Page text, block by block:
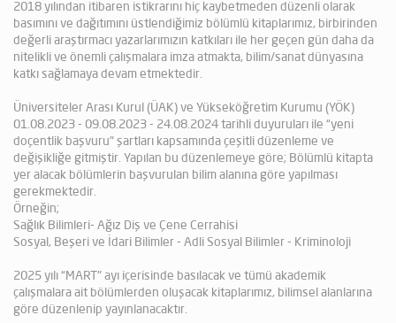
2018 yılından itibaren istikrarını hiç kaybetmeden düzenli olarak
basımını ve dağıtımını üstlendiğimiz bölümlü kitaplarımız, birbirinden
değerli araştırmacı yazarlarımızın katkıları ile her geçen gün daha da
nitelikli ve önemli çalışmalara imza atmakta, bilim/sanat dünyasına
katkı sağlamaya devam etmektedir.
Üniversiteler Arası Kurul (ÜAK) ve Yükseköğretim Kurumu (YÖK)
01.08.2023 - 09.08.2023 - 24.08.2024 tarihli duyuruları ile “yeni
doçentlik başvuru" şartları kapsamında çeşitli düzenleme ve
değişikliğe gitmiştir. Yapılan bu düzenlemeye göre; Bölümlü kitapta
yer alacak bölümlerin başvurulan bilim alanına göre yapılması
gerekmektedir.
Örneğin;
Sağlık Bilimleri- Ağız Diş ve Çene Cerrahisi
Sosyal, Beşeri ve İdari Bilimler - Adli Sosyal Bilimler - Kriminoloji
2025 yılı “MART" ayı içerisinde basılacak ve tümü akademik
çalışmalara ait bölümlerden oluşacak kitaplarımız, bilimsel alanlarına
göre düzenlenip yayınlanacaktır.